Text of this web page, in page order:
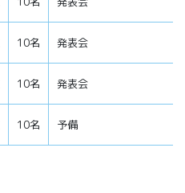
10名 発表会
10名 発表会
10名 予備